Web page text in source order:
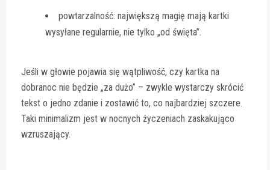
powtarzalność: największą magię mają kartki
wysyłane regularnie, nie tylko „od święta”.
Jeśli w głowie pojawia się wątpliwość, czy kartka na
dobranoc nie będzie „za dużo” – zwykle wystarczy skrócić
tekst o jedno zdanie i zostawić to, co najbardziej szczere.
Taki minimalizm jest w nocnych życzeniach zaskakująco
wzruszający.